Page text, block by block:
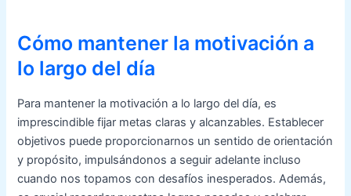
Cómo mantener la motivación a
lo largo del día
Para mantener la motivación a lo largo del día, es
imprescindible fijar metas claras y alcanzables. Establecer
objetivos puede proporcionarnos un sentido de orientación
y propósito, impulsándonos a seguir adelante incluso
cuando nos topamos con desafíos inesperados. Además,